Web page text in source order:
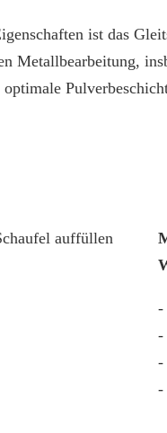
ist das
Metallbearbeitung,
-
-
-
-